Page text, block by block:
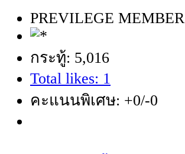
PREVILEGE MEMBER
กระทู้: 5,016
Total likes: 1
คะแนนพิเศษ: +0/-0